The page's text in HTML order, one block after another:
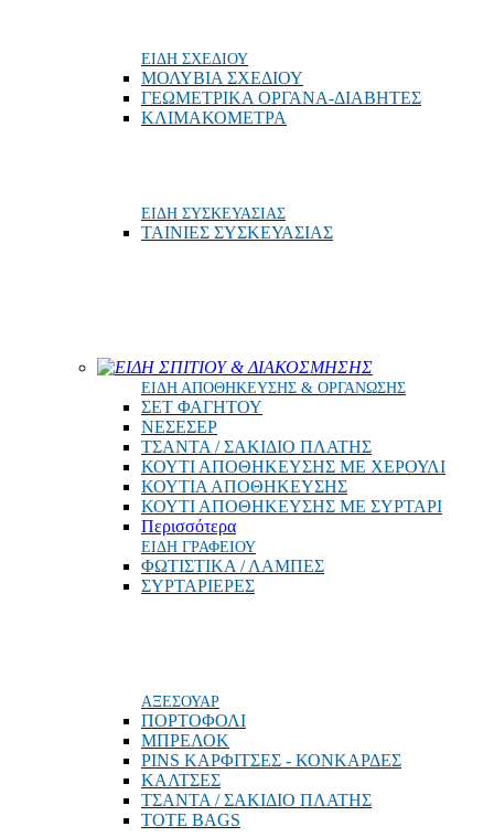
ΕΙΔΗ ΣΧΕΔΙΟΥ
ΜΟΛΥΒΙΑ ΣΧΕΔΙΟΥ
ΓΕΩΜΕΤΡΙΚΑ ΟΡΓΑΝΑ-ΔΙΑΒΗΤΕΣ
ΚΛΙΜΑΚΟΜΕΤΡΑ
ΕΙΔΗ ΣΥΣΚΕΥΑΣΙΑΣ
ΤΑΙΝΙΕΣ ΣΥΣΚΕΥΑΣΙΑΣ
ΕΙΔΗ ΣΠΙΤΙΟΥ & ΔΙΑΚΟΣΜΗΣΗΣ
ΕΙΔΗ ΑΠΟΘΗΚΕΥΣΗΣ & ΟΡΓΑΝΩΣΗΣ
ΣΕΤ ΦΑΓΗΤΟΥ
ΝΕΣΕΣΕΡ
ΤΣΑΝΤΑ / ΣΑΚΙΔΙΟ ΠΛΑΤΗΣ
ΚΟΥΤΙ ΑΠΟΘΗΚΕΥΣΗΣ ΜΕ ΧΕΡΟΥΛΙ
ΚΟΥΤΙΑ ΑΠΟΘΗΚΕΥΣΗΣ
ΚΟΥΤΙ ΑΠΟΘΗΚΕΥΣΗΣ ΜΕ ΣΥΡΤΑΡΙ
Περισσότερα
ΕΙΔΗ ΓΡΑΦΕΙΟΥ
ΦΩΤΙΣΤΙΚΑ / ΛΑΜΠΕΣ
ΣΥΡΤΑΡΙΕΡΕΣ
ΑΞΕΣΟΥΑΡ
ΠΟΡΤΟΦΟΛΙ
MΠΡΕΛΟΚ
PINS ΚΑΡΦΙΤΣΕΣ - ΚΟΝΚΑΡΔΕΣ
ΚΑΛΤΣΕΣ
ΤΣΑΝΤΑ / ΣΑΚΙΔΙΟ ΠΛΑΤΗΣ
TOTE BAGS